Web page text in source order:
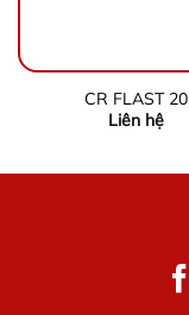
CR FLAST 20
Liên hệ